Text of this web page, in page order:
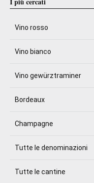
Vino rosso
Vino bianco
Vino gewürztraminer
Bordeaux
Champagne
Tutte le denominazioni
Tutte le cantine